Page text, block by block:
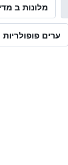
מלונות ב
ערים פופולריות